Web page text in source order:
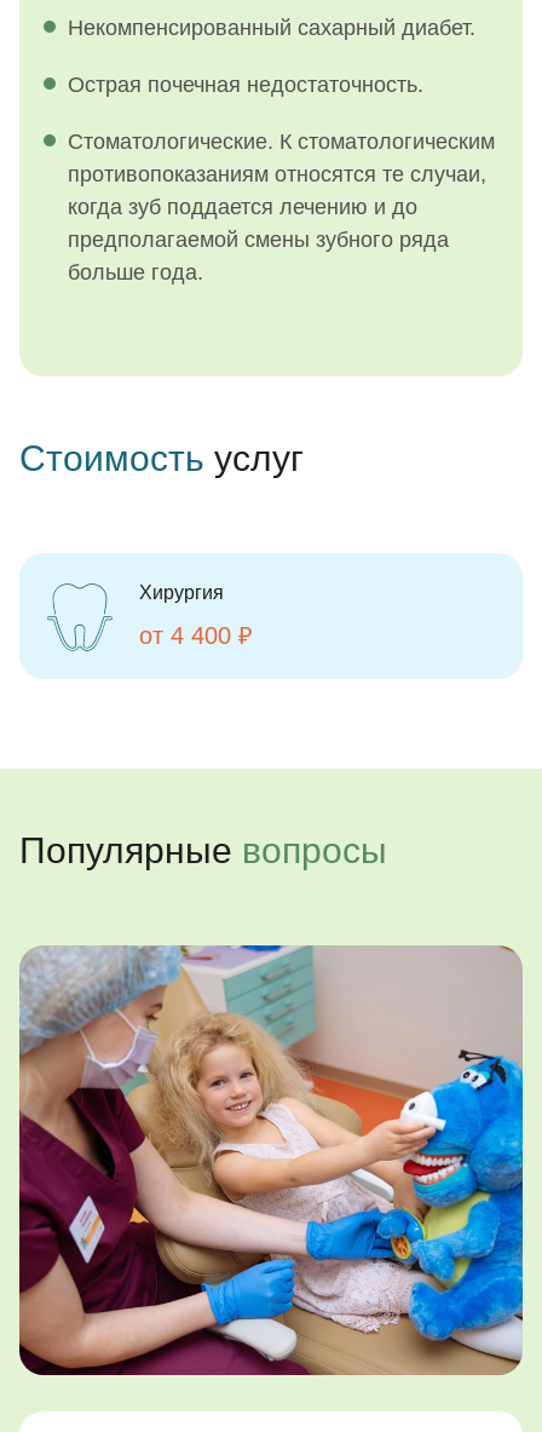
Некомпенсированный сахарный диабет.
Острая почечная недостаточность.
Стоматологические. К стоматологическим
противопоказаниям относятся те случаи,
когда зуб поддается лечению и до
предполагаемой смены зубного ряда
больше года.
Стоимость услуг
Хирургия
от 4 400 ₽
Популярные вопросы